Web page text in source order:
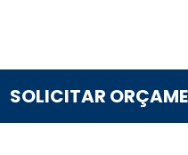
SOLICITAR